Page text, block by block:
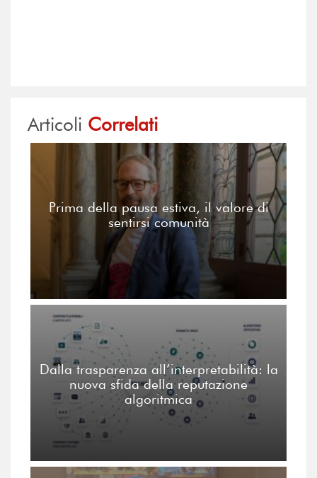
Articoli Correlati
Prima della pausa estiva, il valore di
sentirsi comunità
Dalla trasparenza all’interpretabilità: la
nuova sfida della reputazione
algoritmica